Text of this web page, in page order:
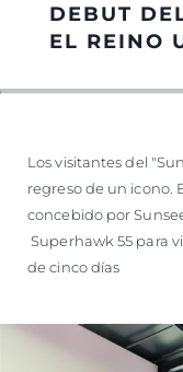
DEBUT
EL REINO
Los visitantes del
regreso de un icono.
concebido por
Superhawk 55 para
de cinco días